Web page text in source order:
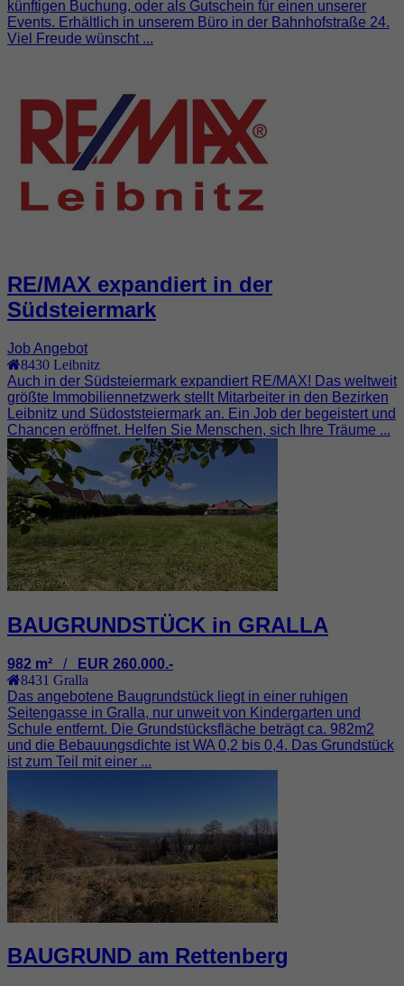
künftigen Buchung, oder als Gutschein für einen unserer
Events. Erhältlich in unserem Büro in der Bahnhofstraße 24.
Viel Freude wünscht ...
RE/MAX expandiert in der
Südsteiermark
Job Angebot
8430 Leibnitz
Auch in der Südsteiermark expandiert RE/MAX! Das weltweit
größte Immobiliennetzwerk stellt Mitarbeiter in den Bezirken
Leibnitz und Südoststeiermark an. Ein Job der begeistert und
Chancen eröffnet. Helfen Sie Menschen, sich Ihre Träume ...
BAUGRUNDSTÜCK in GRALLA
982 m² / EUR 260.000.-
8431 Gralla
Das angebotene Baugrundstück liegt in einer ruhigen
Seitengasse in Gralla, nur unweit von Kindergarten und
Schule entfernt. Die Grundstücksfläche beträgt ca. 982m2
und die Bebauungsdichte ist WA 0,2 bis 0,4. Das Grundstück
ist zum Teil mit einer ...
BAUGRUND am Rettenberg